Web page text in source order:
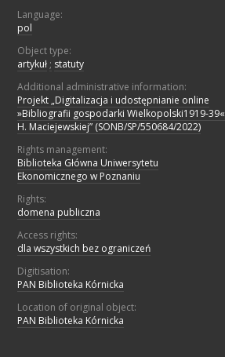
Language:
pol
Object type:
artykuł ; statuty
Additional administrative information:
Projekt „Digitalizacja i udostępnianie online
»Bibliografii gospodarki Wielkopolski1919-39«
H. Maciejewskiej” (SONB/SP/550684/2022)
Rights management:
Biblioteka Główna Uniwersytetu
Ekonomicznego w Poznaniu
Rights:
domena publiczna
Access rights:
dla wszystkich bez ograniczeń
Digitisation:
PAN Biblioteka Kórnicka
Location of original object:
PAN Biblioteka Kórnicka